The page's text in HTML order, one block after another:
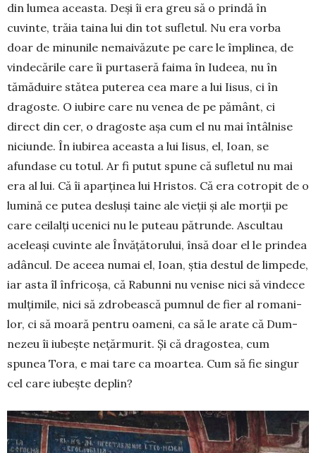
din lumea aceasta. Deși îi era greu să o prindă în
cuvinte, trăia taina lui din tot sufletul. Nu era vorba
doar de minunile nemai­văzute pe care le împlinea, de
vindecările care îi purtaseră faima în Iudeea, nu în
tămăduire stătea puterea cea mare a lui Iisus, ci în
dragoste. O iubire care nu venea de pe pământ, ci
direct din cer, o dragoste așa cum el nu mai întâlnise
niciunde. În iubirea aceasta a lui Iisus, el, Ioan, se
afundase cu totul. Ar fi putut spune că sufletul nu mai
era al lui. Că îi aparținea lui Hristos. Că era cotropit de o
lumină ce putea desluși taine ale vieții și ale morții pe
care ceilalți ucenici nu le puteau pătrunde. Ascultau
aceleași cuvinte ale Învățătorului, însă doar el le prindea
adâncul. De aceea numai el, Ioan, știa destul de limpede,
iar asta îl înfricoșa, că Rabunni nu venise nici să vindece
mul­țimile, nici să zdrobească pumnul de fier al roma­ni­
lor, ci să moară pentru oa­meni, ca să le arate că Dum­
nezeu îi iubește nețăr­murit. Și că dragostea, cum
spunea Tora, e mai tare ca moartea. Cum să fie singur
cel care iubește deplin?